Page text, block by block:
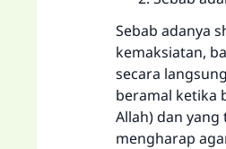
Sebab adanya
kemaksiatan,
secara
beramal ketika
Allah) dan
mengharap